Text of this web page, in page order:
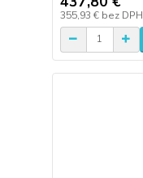
355,93 € bez DPH